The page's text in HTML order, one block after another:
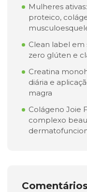
Mulheres
proteico,
Clean label em
zero glúten e
Creatina
diária e
magra
Colágeno Joie
complexo